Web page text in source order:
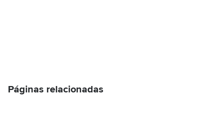
Páginas relacionadas